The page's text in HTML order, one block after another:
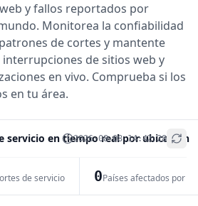
y fallos reportados por
Monitorea la confiabilidad
de cortes y mantente
de sitios web y
en vivo. Comprueba si los
en tu área.
servicio en tiempo real por ubicación
2026-08-08 14:42:28
de servicio 0Países afectados por
+